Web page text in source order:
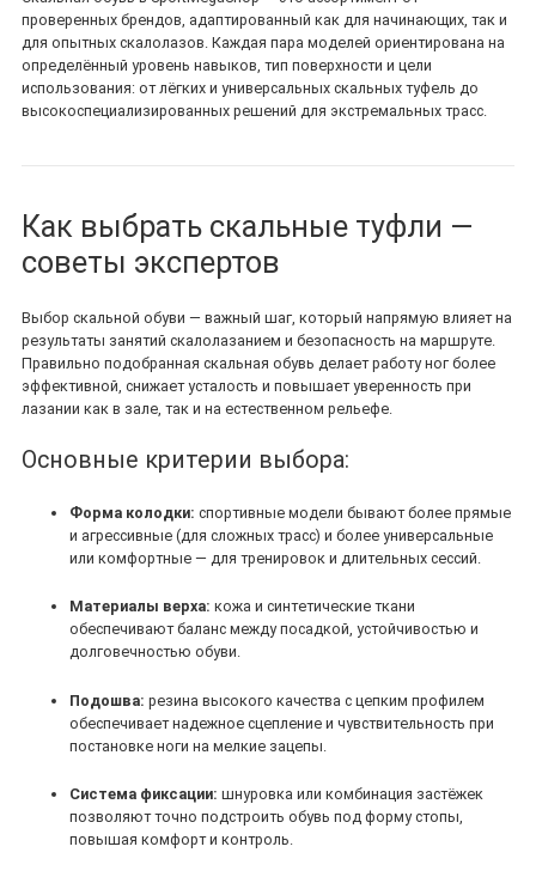
проверенных брендов, адаптированный как для начинающих, так и
для опытных скалолазов. Каждая пара моделей ориентирована на
определённый уровень навыков, тип поверхности и цели
использования: от лёгких и универсальных скальных туфель до
высокоспециализированных решений для экстремальных трасс.
Как выбрать скальные туфли —
советы экспертов
Выбор скальной обуви — важный шаг, который напрямую влияет на
результаты занятий скалолазанием и безопасность на маршруте.
Правильно подобранная скальная обувь делает работу ног более
эффективной, снижает усталость и повышает уверенность при
лазании как в зале, так и на естественном рельефе.
Основные критерии выбора:
Форма колодки: спортивные модели бывают более прямые
и агрессивные (для сложных трасс) и более универсальные
или комфортные — для тренировок и длительных сессий.
Материалы верха: кожа и синтетические ткани
обеспечивают баланс между посадкой, устойчивостью и
долговечностью обуви.
Подошва: резина высокого качества с цепким профилем
обеспечивает надежное сцепление и чувствительность при
постановке ноги на мелкие зацепы.
Система фиксации: шнуровка или комбинация застёжек
позволяют точно подстроить обувь под форму стопы,
повышая комфорт и контроль.